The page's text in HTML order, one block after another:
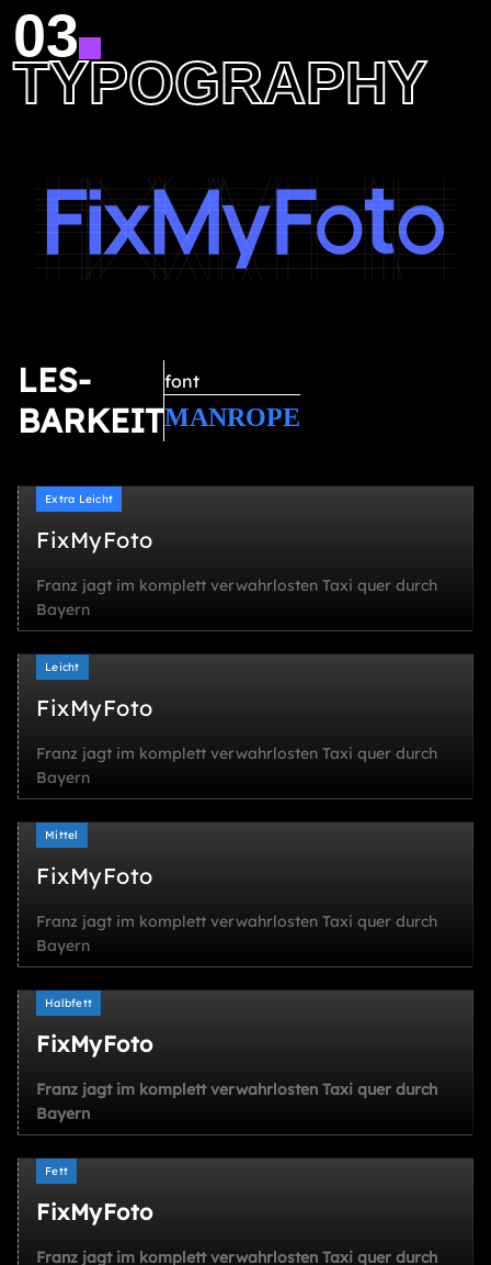
03
TYPOGRAPHY
LES-
BARKEIT
font
MANROPE
Extra Leicht
FixMyFoto
Franz jagt im komplett verwahrlosten Taxi quer durch
Bayern
Leicht
FixMyFoto
Franz jagt im komplett verwahrlosten Taxi quer durch
Bayern
Mittel
FixMyFoto
Franz jagt im komplett verwahrlosten Taxi quer durch
Bayern
Halbfett
FixMyFoto
Franz jagt im komplett verwahrlosten Taxi quer durch
Bayern
Fett
FixMyFoto
Franz jagt im komplett verwahrlosten Taxi quer durch